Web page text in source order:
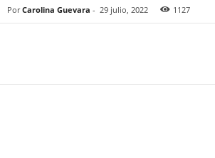
Por Carolina Guevara - 29 julio, 2022 1127